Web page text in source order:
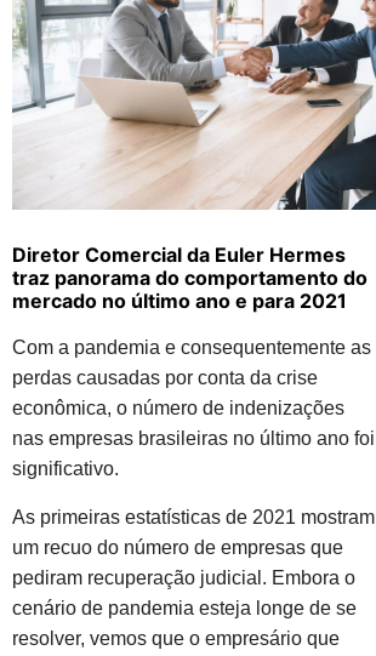
Diretor Comercial da Euler Hermes
traz panorama do comportamento do
mercado no último ano e para 2021
Com a pandemia e consequentemente as
perdas causadas por conta da crise
econômica, o número de indenizações
nas empresas brasileiras no último ano foi
significativo.
As primeiras estatísticas de 2021 mostram
um recuo do número de empresas que
pediram recuperação judicial. Embora o
cenário de pandemia esteja longe de se
resolver, vemos que o empresário que